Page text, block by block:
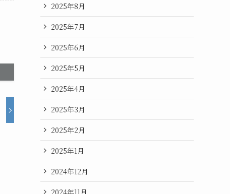
2025年8月
2025年7月
2025年6月
2025年5月
2025年4月
2025年3月
2025年2月
2025年1月
2024年12月
2024年11月